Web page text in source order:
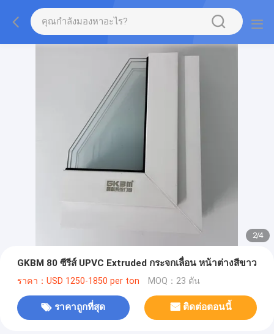
2/4
GKBM 80 ซีรีส์ UPVC Extruded กระจกเลื่อน หน้าต่างสีขาว
ราคา：USD 1250-1850 per ton MOQ：23 ตัน
ราคาถูกที่สุด ติดต่อตอนนี้